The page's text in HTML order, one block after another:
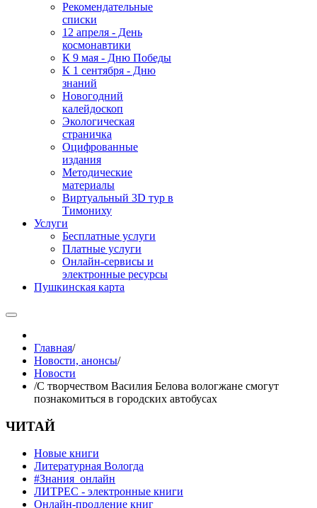
Рекомендательные
списки
12 апреля - День
космонавтики
К 9 мая - Дню Победы
К 1 сентября - Дню
знаний
Новогодний
калейдоскоп
Экологическая
страничка
Оцифрованные
издания
Методические
материалы
Виртуальный 3D тур в
Тимониху
Услуги
Бесплатные услуги
Платные услуги
Онлайн-сервисы и
электронные ресурсы
Пушкинская карта
Главная/
Новости, анонсы/
Новости
/С творчеством Василия Белова вологжане смогут
познакомиться в городских автобусах
ЧИТАЙ
Новые книги
Литературная Вологда
#Знания_онлайн
ЛИТРЕС - электронные книги
Онлайн-продление книг